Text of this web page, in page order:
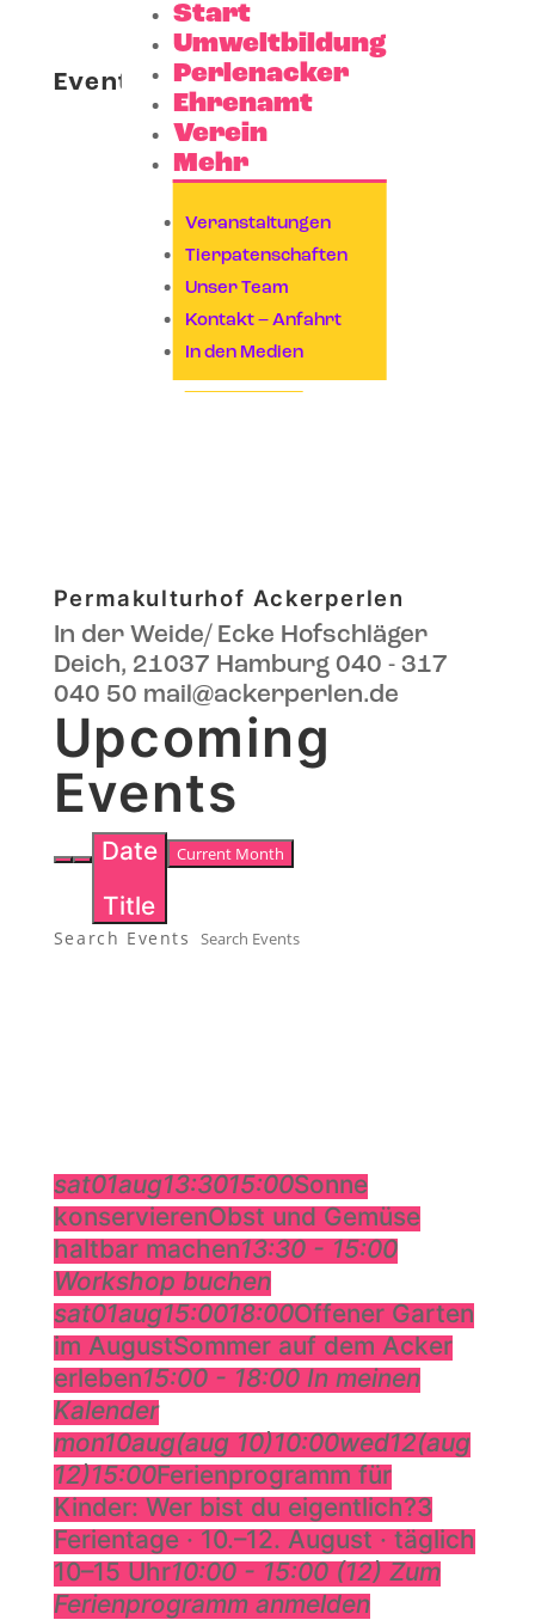
Start
Umweltbildung
Perlenacker
Ehrenamt
Verein
Mehr
Veranstaltungen
Tierpatenschaften
Unser Team
Kontakt – Anfahrt
In den Medien
Events at this location
Permakulturhof Ackerperlen
In der Weide/ Ecke Hofschläger
Deich, 21037 Hamburg 040 - 317
040 50 mail@ackerperlen.de
Upcoming
Events
Date
Title
Current Month
Search Events
sat01aug13:3015:00Sonne
konservierenObst und Gemüse
haltbar machen13:30 - 15:00
Workshop buchen
sat01aug15:0018:00Offener Garten
im AugustSommer auf dem Acker
erleben15:00 - 18:00 In meinen
Kalender
mon10aug(aug 10)10:00wed12(aug
12)15:00Ferienprogramm für
Kinder: Wer bist du eigentlich?3
Ferientage · 10.–12. August · täglich
10–15 Uhr10:00 - 15:00(12) Zum
Ferienprogramm anmelden